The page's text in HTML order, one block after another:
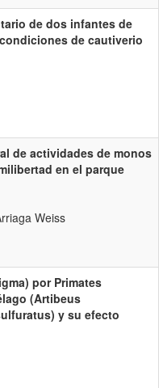
de dos infantes de
de cautiverio
de actividades de monos
en el parque
Weiss
por Primates
(Artibeus
y su efecto